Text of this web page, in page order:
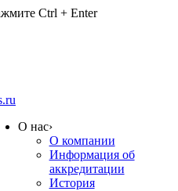
Ctrl + Enter
О нас›
О компании
Информация об
аккредитации
История